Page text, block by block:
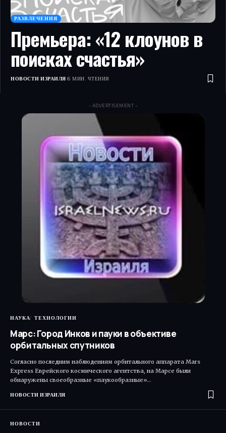
РАЗВЛЕЧЕНИЯ
Премьера: «12 клоунов в
поисках счастья»
НОВОСТИ ИЗРАИЛЯ 6 МИН. ЧТЕНИЯ
- ADVERTISEMENT -
НАУКА ТЕХНОЛОГИИ
Марс: Город Инков и пауки в объективе
орбитальных спутников
Согласно последним наблюдениям орбитального аппарата Mars
Express Еврейского космического агентства, на Марсе были
обнаружены своеобразные «паукообразные»…
НОВОСТИ ИЗРАИЛЯ
НОВОСТИ